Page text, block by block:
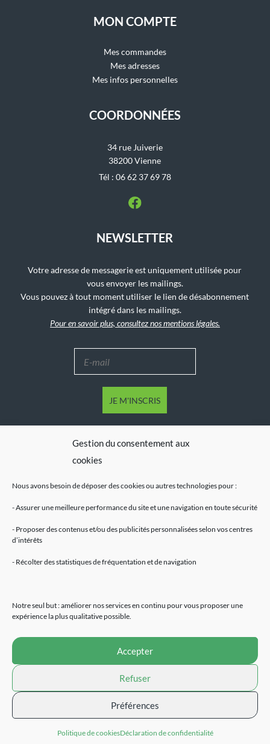
Gestion du consentement aux
cookies
Nous avons besoin de déposer des cookies ou autres technologies pour :
- Assurer une meilleure performance du site et une navigation en toute sécurité
- Proposer des contenus et/ou des publicités personnalisées selon vos centres
d’intérêts
- Récolter des statistiques de fréquentation et de navigation
Notre seul but : améliorer nos services en continu pour vous proposer une
expérience la plus qualitative possible.
Accepter
Refuser
Préférences
Politique de cookiesDéclaration de confidentialité
MON COMPTE
Mes commandes
Mes adresses
Mes infos personnelles
COORDONNÉES
34 rue Juiverie
38200 Vienne
Tél : 06 62 37 69 78
NEWSLETTER
Votre adresse de messagerie est uniquement utilisée pour
vous envoyer les mailings.
Vous pouvez à tout moment utiliser le lien de désabonnement
intégré dans les mailings.
Pour en savoir plus, consultez nos mentions légales.
Mentions légales
Huiles de CBD
Extraction CBD
Cosmétiques
Alimentation naturelle
Devenir revendeur
Contact
Site réalisé par